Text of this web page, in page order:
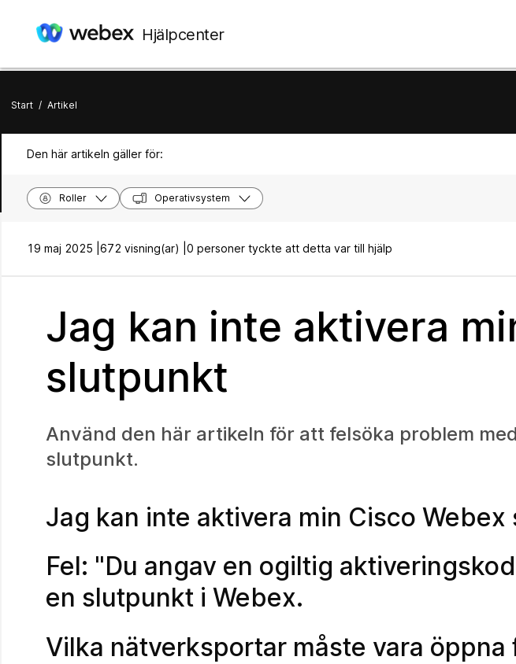
Hjälpcenter
Start / Artikel
Den här artikeln gäller för:
Roller Operativsystem
19 maj 2025 | 672 visning(ar) | 0 personer tyckte att detta var till hjälp
Jag kan inte aktivera
slutpunkt
Använd den här artikeln för att felsöka problem
slutpunkt.
Jag kan inte aktivera min Cisco Webex
Fel: "Du angav en ogiltig
en slutpunkt i Webex.
Vilka nätverksportar måste vara